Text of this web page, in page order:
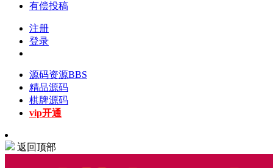
有偿投稿
注册
登录
源码资源BBS
精品源码
棋牌源码
vip开通
返回顶部